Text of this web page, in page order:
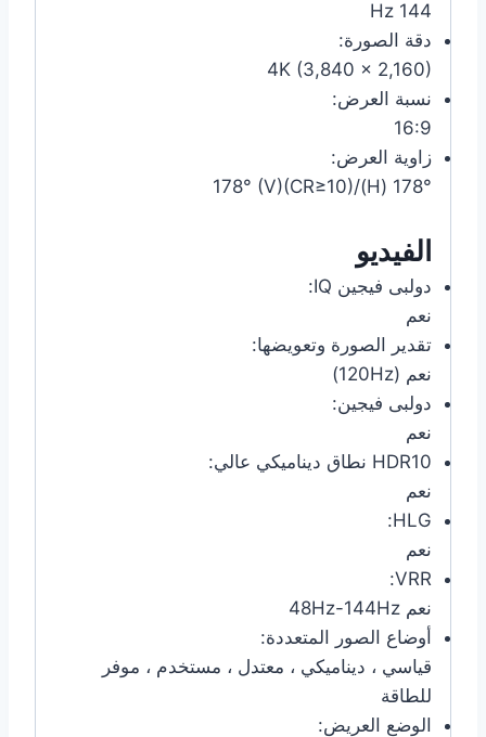
144 Hz
دقة الصورة:
4K (3,840 x 2,160)
نسبة العرض:
16:9
زاوية العرض:
178° (H)/178° (V)(CR≥10)
الفيديو
دولبى فيجين IQ:
نعم
تقدير الصورة وتعويضها:
نعم (120Hz)
دولبى فيجين:
نعم
HDR10 نطاق ديناميكي عالي:
نعم
HLG:
نعم
VRR:
نعم 48Hz-144Hz
أوضاع الصور المتعددة:
قياسي ، ديناميكي ، معتدل ، مستخدم ، موفر
للطاقة
الوضع العريض: